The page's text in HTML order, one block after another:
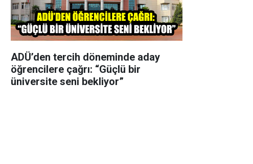
ADÜ’den tercih döneminde aday
öğrencilere çağrı: “Güçlü bir
üniversite seni bekliyor”